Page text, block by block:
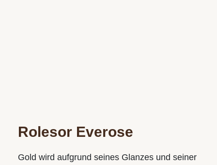
Rolesor Everose
Gold wird aufgrund seines Glanzes und seiner
und vereinbaren gerne auch einen persönlichen